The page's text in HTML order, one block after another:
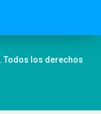
Todos los derechos